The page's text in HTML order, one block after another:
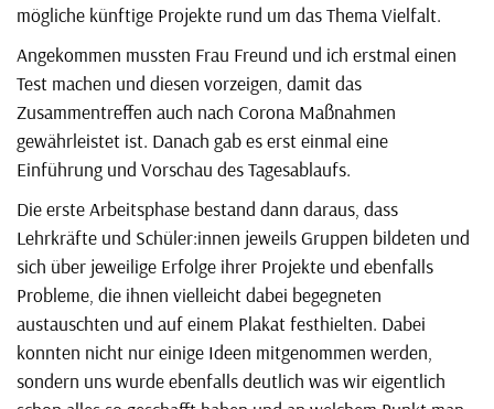
mögliche künftige Projekte rund um das Thema Vielfalt.
Angekommen mussten Frau Freund und ich erstmal einen
Test machen und diesen vorzeigen, damit das
Zusammentreffen auch nach Corona Maßnahmen
gewährleistet ist. Danach gab es erst einmal eine
Einführung und Vorschau des Tagesablaufs.
Die erste Arbeitsphase bestand dann daraus, dass
Lehrkräfte und Schüler:innen jeweils Gruppen bildeten und
sich über jeweilige Erfolge ihrer Projekte und ebenfalls
Probleme, die ihnen vielleicht dabei begegneten
austauschten und auf einem Plakat festhielten. Dabei
konnten nicht nur einige Ideen mitgenommen werden,
sondern uns wurde ebenfalls deutlich was wir eigentlich